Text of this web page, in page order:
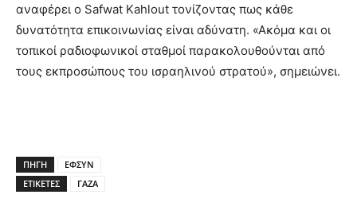
αναφέρει ο Safwat Kahlout τονίζοντας πως κάθε
δυνατότητα επικοινωνίας είναι αδύνατη. «Ακόμα και οι
τοπικοί ραδιοφωνικοί σταθμοί παρακολουθούνται από
τους εκπροσώπους του ισραηλινού στρατού», σημειώνει.
ΠΗΓΗ
ΕΦΣΥΝ
ΕΤΙΚΕΤΕΣ
ΓΑΖΑ